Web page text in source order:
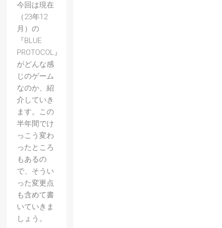
今回は現在
（23年12
月）の
『BLUE
PROTOCOL』
がどんな感
じのゲーム
なのか、紹
介していき
ます。この
半年間でけ
っこう変わ
ったところ
もあるの
で、そうい
った変更点
も含めて書
いていきま
しょう。